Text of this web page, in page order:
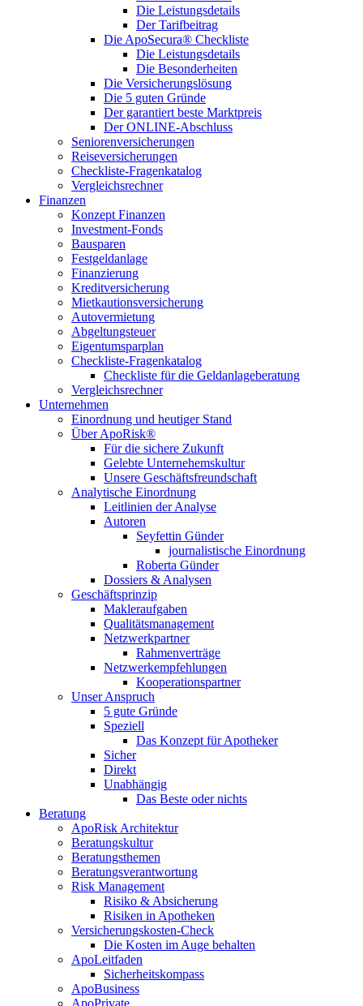
Die Leistungsdetails
Der Tarifbeitrag
Die ApoSecura® Checkliste
Die Leistungsdetails
Die Besonderheiten
Die Versicherungslösung
Die 5 guten Gründe
Der garantiert beste Marktpreis
Der ONLINE-Abschluss
Seniorenversicherungen
Reiseversicherungen
Checkliste-Fragenkatalog
Vergleichsrechner
Finanzen
Konzept Finanzen
Investment-Fonds
Bausparen
Festgeldanlage
Finanzierung
Kreditversicherung
Mietkautionsversicherung
Autovermietung
Abgeltungsteuer
Eigentumsparplan
Checkliste-Fragenkatalog
Checkliste für die Geldanlageberatung
Vergleichsrechner
Unternehmen
Einordnung und heutiger Stand
Über ApoRisk®
Für die sichere Zukunft
Gelebte Unternehemskultur
Unsere Geschäftsfreundschaft
Analytische Einordnung
Leitlinien der Analyse
Autoren
Seyfettin Günder
journalistische Einordnung
Roberta Günder
Dossiers & Analysen
Geschäftsprinzip
Makleraufgaben
Qualitätsmanagement
Netzwerkpartner
Rahmenverträge
Netzwerkempfehlungen
Kooperationspartner
Unser Anspruch
5 gute Gründe
Speziell
Das Konzept für Apotheker
Sicher
Direkt
Unabhängig
Das Beste oder nichts
Beratung
ApoRisk Architektur
Beratungskultur
Beratungsthemen
Beratungsverantwortung
Risk Management
Risiko & Absicherung
Risiken in Apotheken
Versicherungskosten-Check
Die Kosten im Auge behalten
ApoLeitfaden
Sicherheitskompass
ApoBusiness
ApoPrivate